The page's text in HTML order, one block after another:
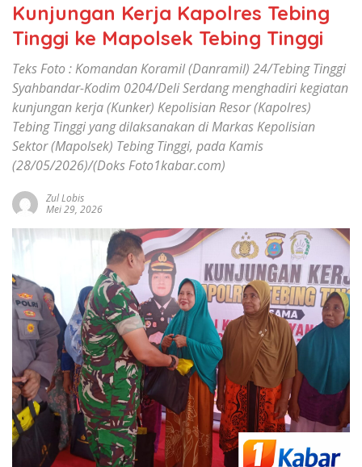
Kunjungan Kerja Kapolres Tebing
Tinggi ke Mapolsek Tebing Tinggi
Teks Foto : Komandan Koramil (Danramil) 24/Tebing Tinggi
Syahbandar-Kodim 0204/Deli Serdang menghadiri kegiatan
kunjungan kerja (Kunker) Kepolisian Resor (Kapolres)
Tebing Tinggi yang dilaksanakan di Markas Kepolisian
Sektor (Mapolsek) Tebing Tinggi, pada Kamis
(28/05/2026)/(Doks Foto1kabar.com)
Zul Lobis
Mei 29, 2026